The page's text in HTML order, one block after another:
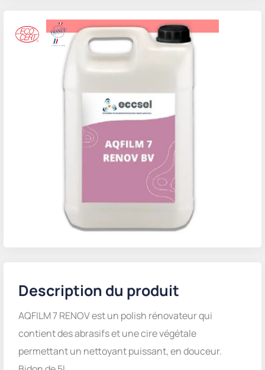
Description du produit
AQFILM 7 RENOV est un polish rénovateur qui
contient des abrasifs et une cire végétale
permettant un nettoyant puissant, en douceur.